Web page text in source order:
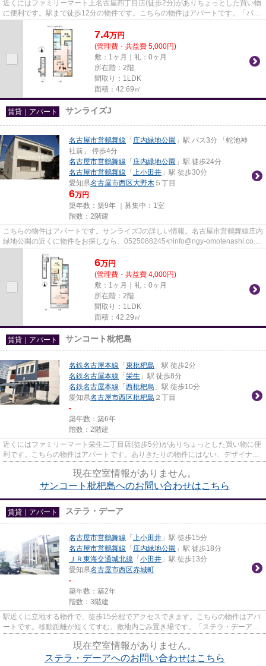
近くにはファミリーマート上名古屋四丁目店(徒歩2分)がありちょっとした買い物
に便利です。駅まで徒歩12分の物件です。こちらの物件はアパートです。「パッ
7.4万円
(管理費・共益費 5,000円)
敷：1ヶ月｜礼：0ヶ月
所在階：2階
間取り：1LDK
面積：42.69㎡
賃貸｜アパート サンライズJ
名古屋市営鶴舞線 「 庄内緑地公園 」駅 バス3分 「蛇池神
社前」 停歩4分
名古屋市営鶴舞線 「 庄内緑地公園 」駅 徒歩24分
名古屋市営鶴舞線 「 上小田井 」駅 徒歩30分
愛知県名古屋市西区大野木 ５丁目
6万円
築年数：築9年 ｜募集中： 1室
階数：2階建
こちらの物件はアパートです。サンライズJの詳しい情報。名古屋市営鶴舞線庄内
緑地公園の近くに物件をお探しなら、0525088245やinfo@ngy-omotenashi.co.jp
6万円
(管理費・共益費 4,000円)
敷：1ヶ月｜礼：0ヶ月
所在階：2階
間取り：1LDK
面積：42.29㎡
賃貸｜アパート サンコート枇杷島
名鉄名古屋本線 「 東枇杷島 」駅 徒歩2分
名鉄名古屋本線 「 栄生 」駅 徒歩8分
名鉄名古屋本線 「 西枇杷島 」駅 徒歩10分
愛知県名古屋市西区枇杷島 ２丁目
-
築年数：築6年
階数：2階建
近くにはファミリーマート栄生二丁目店(徒歩5分)がありちょっとした買い物に便
利です。こちらの物件はアパートです。ありきたりの物件にはない、デザイナー
現在空室情報がありません。
サンコート枇杷島へのお問い合わせはこちら
賃貸｜アパート ステラ・デーア
名古屋市営鶴舞線 「 上小田井 」駅 徒歩15分
名古屋市営鶴舞線 「 庄内緑地公園 」駅 徒歩18分
ＪＲ東海交通城北線 「 小田井 」駅 徒歩13分
愛知県名古屋市西区赤城町
-
築年数：築2年
階数：3階建
駅近くに立地する物件で、徒歩15分程でアクセスできます。こちらの物件はアパ
ートです。移動距離が短くてすむ、敷地内ごみ置き場です。「ステラ・デーア」
現在空室情報がありません。
ステラ・デーアへのお問い合わせはこちら